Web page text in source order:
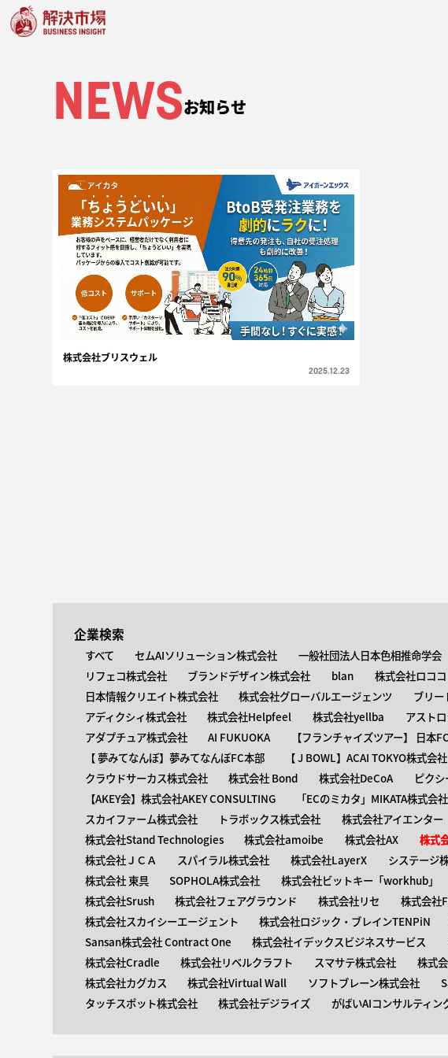
NEWSお知らせ
株式会社ブリスウェル
2025.12.23
企業検索
すべて セムAIソリューション株式会社 一般社団法人日本色相推命学会
リフェコ株式会社
ブランドデザイン株式会社 blan 株式会社ロココ
日本情報クリエイト株式会社
株式会社グローバルエージェンツ ブリー
アディクシィ株式会社
株式会社Helpfeel 株式会社yellba アスト
アダプチュア株式会社
AI FUKUOKA 【​フランチャイズツアー】 日本
【 ​夢みてなんぼ】夢みてなんぼFC本部
【 ​J BOWL】ACAI TOKYO株式会社
クラウドサーカス株式会社
株式会社 Bond 株式会社DeCoA ピク
【AKEY会】株式会社AKEY CONSULTING
「ECのミカタ」MIKATA株式会社
スカイファーム株式会社
トラボックス株式会社 株式会社アイエンター
株式会社Stand Technologies
株式会社amoibe 株式会社AX 株式
株式会社ＪＣＡ
スパイラル株式会社 株式会社LayerX システージ
株式会社 東具
SOPHOLA株式会社 株式会社ビットキー「workhub」
株式会社Srush
株式会社フェアグラウンド 株式会社リセ 株式会社
株式会社スカイシーエージェント
株式会社ロジック・ブレインTENPiN
Sansan株式会社 Contract One
株式会社イデックスビジネスサービス
株式会社Cradle
株式会社リベルクラフト スマサテ株式会社 株式
株式会社カグカス
株式会社Virtual Wall ソフトブレーン株式会社
タッチスポット株式会社
株式会社デジライズ がばいAIコンサルティン